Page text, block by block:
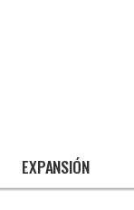
EXPANSIÓN